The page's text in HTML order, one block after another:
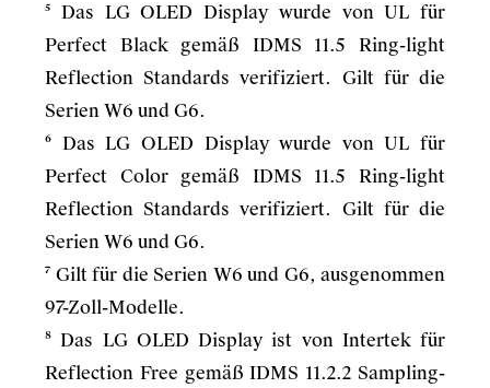
⁵ Das LG OLED Display wurde von UL für
Perfect Black gemäß IDMS 11.5 Ring-light
Reflection Standards verifiziert. Gilt für die
Serien W6 und G6.
⁶ Das LG OLED Display wurde von UL für
Perfect Color gemäß IDMS 11.5 Ring-light
Reflection Standards verifiziert. Gilt für die
Serien W6 und G6.
⁷ Gilt für die Serien W6 und G6, ausgenommen
97-Zoll-Modelle.
⁸ Das LG OLED Display ist von Intertek für
Reflection Free gemäß IDMS 11.2.2 Sampling-